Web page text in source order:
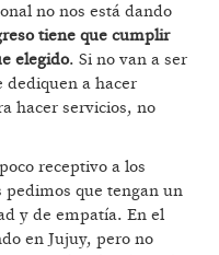
no nos está dando
tiene que cumplir
elegido. Si no van a ser
dediquen a hacer
hacer servicios, no
receptivo a los
pedimos que tengan un
y de empatía. En el
en Jujuy, pero no